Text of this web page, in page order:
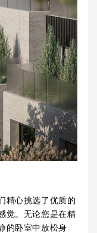
精心挑选了优质的
觉。无论您是在精
的卧室中放松身